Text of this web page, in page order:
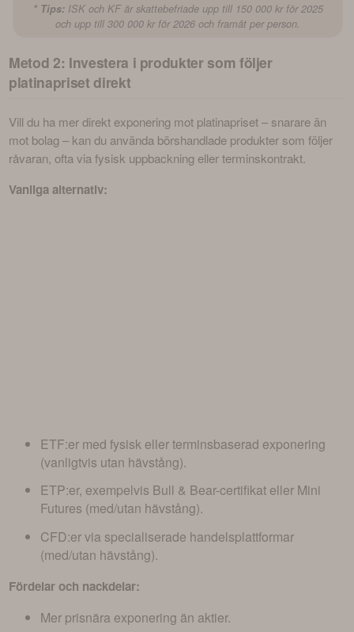
* Tips:ISK och KF är skattebefriade upp till 150 000 kr för 2025
och upp till 300 000 kr för 2026 och framåt per person.
Metod 2: Investera i produkter som följer
platinapriset direkt
Vill du ha mer direkt exponering mot platinapriset – snarare än
mot bolag – kan du använda börshandlade produkter som följer
råvaran, ofta via fysisk uppbackning eller terminskontrakt.
Vanliga alternativ:
ETF:er med fysisk eller terminsbaserad exponering
(vanligtvis utan hävstång).
ETP:er, exempelvis Bull & Bear-certifikat eller Mini
Futures (med/utan hävstång).
CFD:er via specialiserade handelsplattformar
(med/utan hävstång).
Fördelar och nackdelar:
Mer prisnära exponering än aktier.